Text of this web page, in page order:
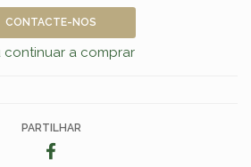
CONTACTE-NOS
a comprar
PARTILHAR